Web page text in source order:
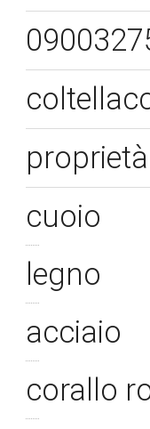
cuoio
legno
acciaio
corallo